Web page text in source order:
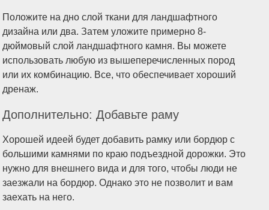
Положите на дно слой ткани для ландшафтного
дизайна или два. Затем уложите примерно 8-
дюймовый слой ландшафтного камня. Вы можете
использовать любую из вышеперечисленных пород
или их комбинацию. Все, что обеспечивает хороший
дренаж.
Дополнительно: Добавьте раму
Хорошей идеей будет добавить рамку или бордюр с
большими камнями по краю подъездной дорожки. Это
нужно для внешнего вида и для того, чтобы люди не
заезжали на бордюр. Однако это не позволит и вам
заехать на него.